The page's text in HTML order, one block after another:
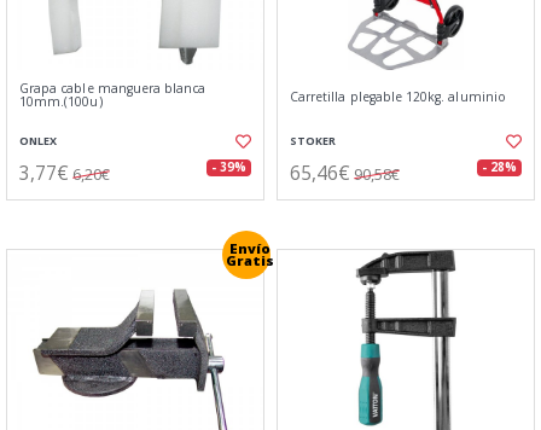
Grapa cable manguera blanca
10mm.(100u)
ONLEX
3,77€ 6,20€ - 39%
Carretilla plegable 120kg. aluminio
STOKER
65,46€ 90,58€ - 28%
Envío
Gratis